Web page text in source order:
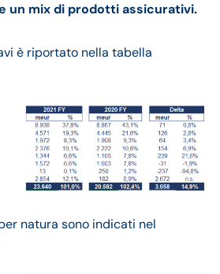
un mix di prodotti assicurativi.
è riportato nella tabella
natura sono indicati nel